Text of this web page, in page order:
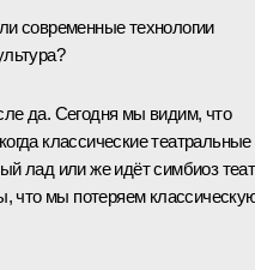
современные технологии
да. Сегодня мы видим, что
классические театральные
лад или же идёт симбиоз
что мы потеряем